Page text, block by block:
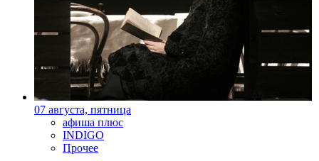
07 августа, пятница
афиша плюс
INDIGO
Прочее